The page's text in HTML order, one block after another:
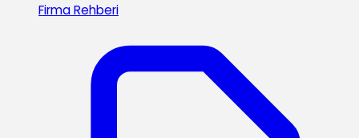
Firma Rehberi